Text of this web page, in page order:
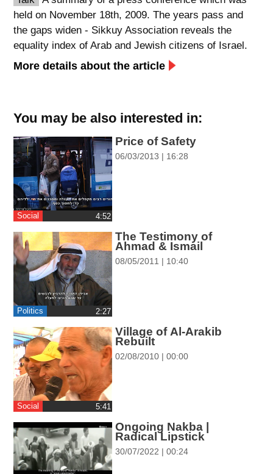
spellcheck
גופן קריא
ניגודיות בהירה ניגודיות כהה
font_download
סימון קישורים
cached
איפוס
כל
flag
השארת
משוב
held on November 18th, 2009. The years pass and
the gaps widen - Sikkuy Association reveals the
equality index of Arab and Jewish citizens of Israel.
More details about the article
You may be also interested in:
Social ‎4:52
Price of Safety
06/03/2013 | 16:28
Politics ‎2:27
The Testimony of
Ahmad & Ismail
08/05/2011 | 10:40
Social ‎5:41
Village of Al-Arakib
Rebuilt
02/08/2010 | 00:00
Ongoing Nakba |
Radical Lipstick
30/07/2022 | 00:24